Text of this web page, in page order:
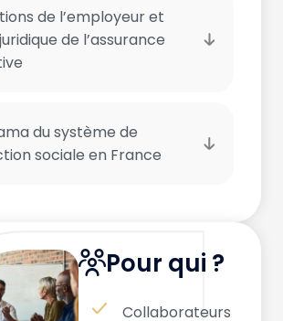
de l’employeur et
de l’assurance
du système de
sociale en France
Pour qui ?
Collaborateurs